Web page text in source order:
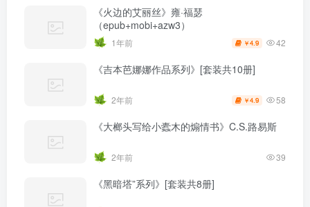
《火边的艾丽丝》雍·福瑟
（epub+mobi+azw3）
1年前 ￥4.9 42
《吉本芭娜娜作品系列》[套装共10册]
2年前 ￥4.9 58
《大榔头写给小蠹木的煽情书》C.S.路易斯
2年前 39
《黑暗塔”系列》[套装共8册]